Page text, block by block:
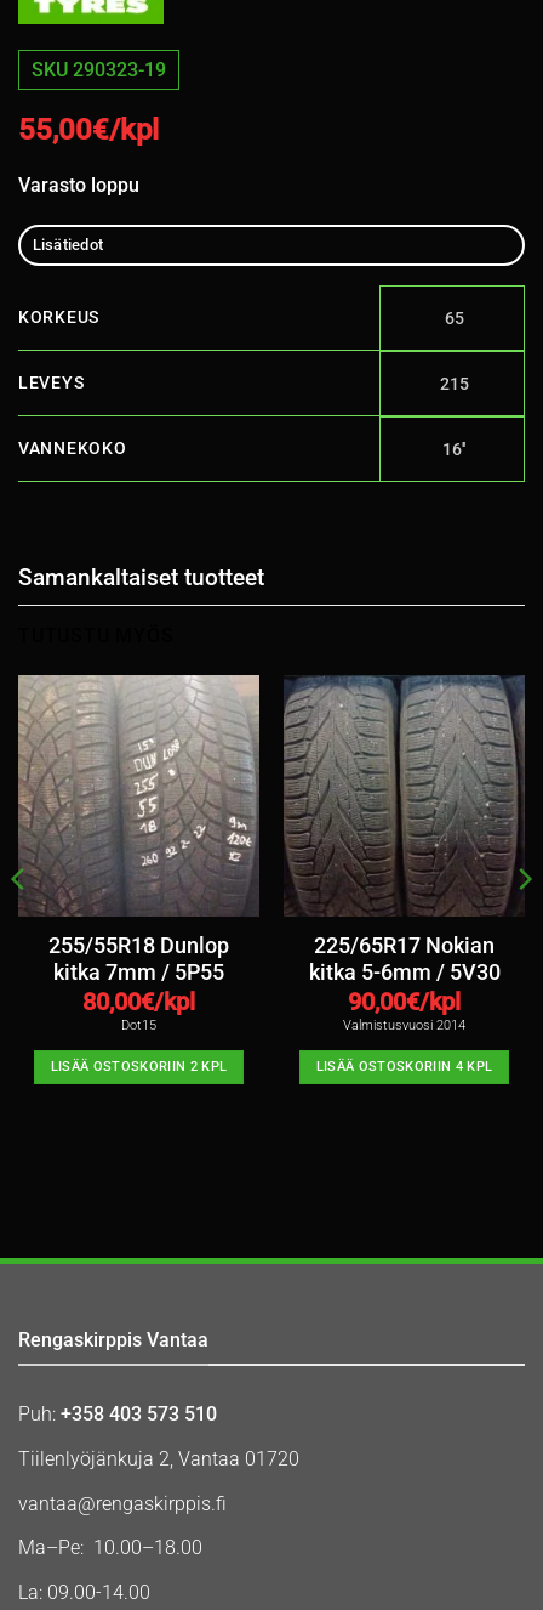
SKU 290323-19
55,00€/kpl
Varasto loppu
Lisätiedot
KORKEUS 65
LEVEYS 215
VANNEKOKO 16''
Samankaltaiset tuotteet
255/55R18 Dunlop
kitka 7mm / 5P55
80,00€/kpl
Dot15
LISÄÄ OSTOSKORIIN 2 KPL
225/65R17 Nokian
kitka 5-6mm / 5V30
90,00€/kpl
Valmistusvuosi 2014
LISÄÄ OSTOSKORIIN 4 KPL
Rengaskirppis Vantaa
Puh: +358 403 573 510
Tiilenlyöjänkuja 2, Vantaa 01720
vantaa@rengaskirppis.fi
Ma–Pe: 10.00–18.00
La: 09.00-14.00